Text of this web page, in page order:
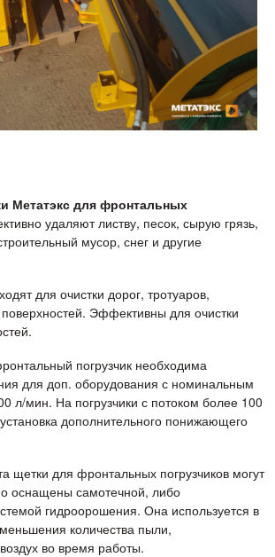
Метатэкс для фронтальных
удаляют листву, песок, сырую грязь,
мусор, снег и другие
для очистки дорог, тротуаров,
Эффективны для очистки
погрузчик необходима
для доп. оборудования с номинальным
л/мин. На погрузчики с потоком более 100
дополнительного понижающего
щетки для фронтальных погрузчиков могут
оснащены самотечной, либо
гидроорошения. Она используется в
количества пыли,
во время работы.